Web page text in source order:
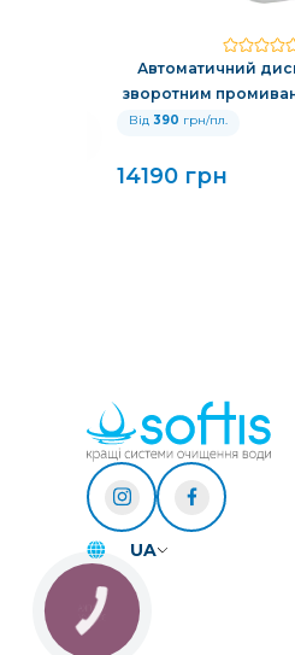
Автоматичний
зворотним
Від 390 грн/пл.
14190 грн
UA